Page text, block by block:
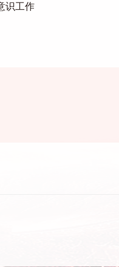
识工作